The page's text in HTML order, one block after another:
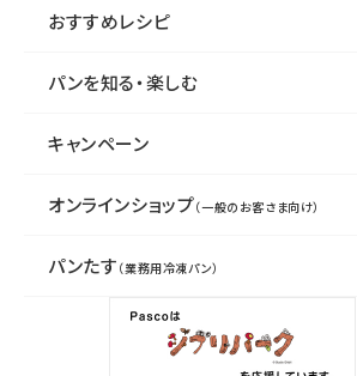
おすすめレシピ
パンを知る・楽しむ
キャンペーン
オンラインショップ（一般のお客さま向け）
パンたす （業務用冷凍パン）